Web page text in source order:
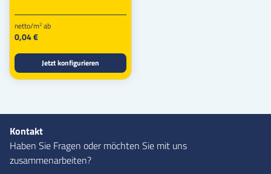
netto/m2 ab
0,04 €
Jetzt konfigurieren
Kontakt
Haben Sie Fragen oder möchten Sie mit uns
zusammenarbeiten?